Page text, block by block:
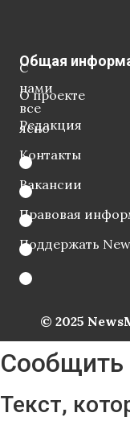
С
нами
все
ясно
Общая
О проекте
Редакция
Контакты
Вакансии
Правовая
Поддержать
© 2025
Сообщить
Текст,